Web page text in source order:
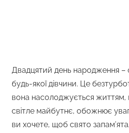
Двадцятий день народження –
будь-якої дівчини. Це
вона насолоджується життям,
світле майбутнє, обожнює
ви хочете, щоб свято